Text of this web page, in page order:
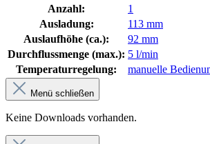
Anzahl:
1
Ausladung:
113 mm
Auslaufhöhe (ca.):
92 mm
Durchflussmenge (max.): 5 l/min
Temperaturregelung:
manuelle
Menü schließen
Keine Downloads vorhanden.